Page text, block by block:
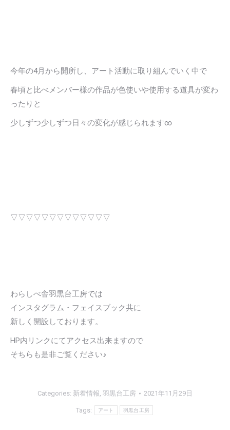
今年の4月から開所し、アート活動に取り組んでいく中で
春頃と比べメンバー様の作品が色使いや使用する道具が変わ
ったりと
少しずつ少しずつ日々の変化が感じられます∞
▽▽▽▽▽▽▽▽▽▽▽▽▽
わらしべ舎羽黒台工房では
インスタグラム・フェイスブック共に
新しく開設しております。
HP内リンクにてアクセス出来ますので
そちらも是非ご覧ください♪
Categories: 新着情報, 羽黒台工房 2021年11月29日
Tags: アート 羽黒台工房